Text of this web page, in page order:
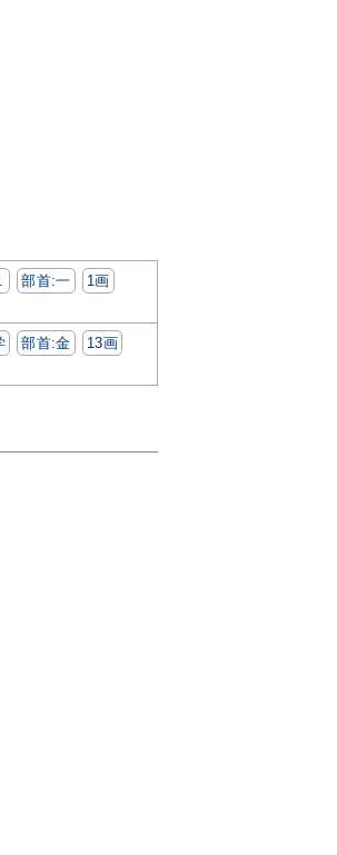
部首:⼀ 1画
部首:⾦ 13画